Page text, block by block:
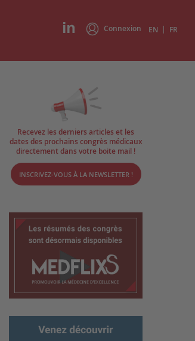
Connexion EN | FR
Recevez les derniers articles et les
dates des prochains congrès médicaux
directement dans votre boite mail !
INSCRIVEZ-VOUS À LA NEWSLETTER !